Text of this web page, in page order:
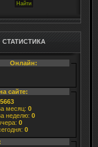
СТАТИСТИКА
Онлайн:
сайте:
месяц: 0
неделю: 0
0
0